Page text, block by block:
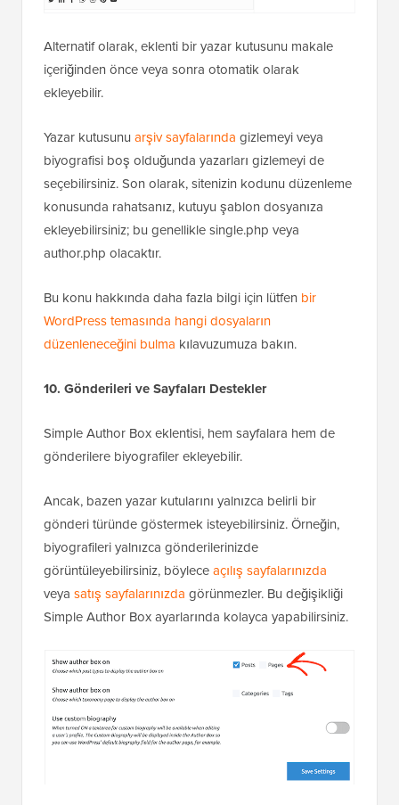
Alternatif olarak, eklenti bir yazar kutusunu makale
içeriğinden önce veya sonra otomatik olarak
ekleyebilir.
Yazar kutusunu arşiv sayfalarında gizlemeyi veya
biyografisi boş olduğunda yazarları gizlemeyi de
seçebilirsiniz. Son olarak, sitenizin kodunu düzenleme
konusunda rahatsanız, kutuyu şablon dosyanıza
ekleyebilirsiniz; bu genellikle single.php veya
author.php olacaktır.
Bu konu hakkında daha fazla bilgi için lütfen bir
WordPress temasında hangi dosyaların
düzenleneceğini bulma kılavuzumuza bakın.
10. Gönderileri ve Sayfaları Destekler
Simple Author Box eklentisi, hem sayfalara hem de
gönderilere biyografiler ekleyebilir.
Ancak, bazen yazar kutularını yalnızca belirli bir
gönderi türünde göstermek isteyebilirsiniz. Örneğin,
biyografileri yalnızca gönderilerinizde
görüntüleyebilirsiniz, böyleceaçılış sayfalarınızda
veya satış sayfalarınızda görünmezler. Bu değişikliği
Simple Author Box ayarlarında kolayca yapabilirsiniz.